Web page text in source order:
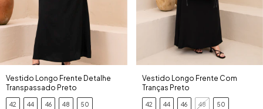
Vestido Longo Frente Detalhe
Transpassado Preto
42 44 46 48 50
Vestido Longo Frente Com
Tranças Preto
42 44 46 48 50